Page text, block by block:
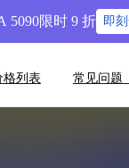
格列表 常见问题
5090限时 9 折 即